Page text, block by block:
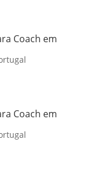
Coach em
Coach em